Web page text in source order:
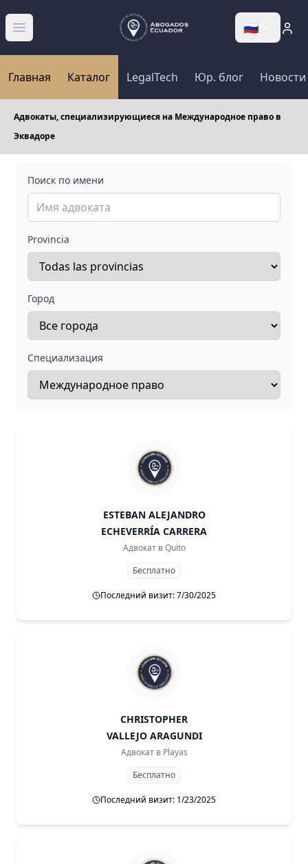
Abrir menú 🇷🇺
Главная Каталог LegalTech Юр. блог Новости
Адвокаты, специализирующиеся на Международное право в
Эквадоре
Поиск по имени
Provincia
Город
Специализация
ESTEBAN ALEJANDRO
ECHEVERRÍA CARRERA
Адвокат в Quito
Бесплатно
Последний визит: 7/30/2025
CHRISTOPHER
VALLEJO ARAGUNDI
Адвокат в Playas
Бесплатно
Последний визит: 1/23/2025